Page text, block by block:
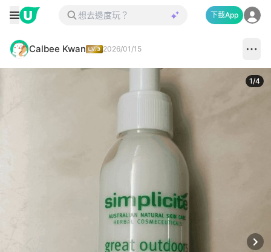
下載App
Calbee Kwan 2026/01/15
1/4